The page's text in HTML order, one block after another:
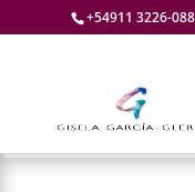
+54911 3226-